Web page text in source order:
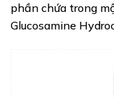
phần chứa trong
Glucosamine